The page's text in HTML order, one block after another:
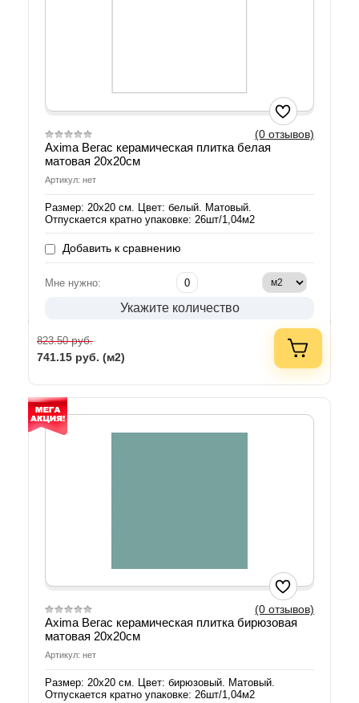
(0 отзывов)
Axima Вегас керамическая плитка белая
матовая 20х20см
Артикул: нет
Размер: 20х20 см. Цвет: белый. Матовый.
Отпускается кратно упаковке: 26шт/1,04м2
Добавить к сравнению
Мне нужно:
Укажите количество
823.50руб.
741.15 руб. (м2)
(0 отзывов)
Axima Вегас керамическая плитка бирюзовая
матовая 20х20см
Артикул: нет
Размер: 20х20 см. Цвет: бирюзовый. Матовый.
Отпускается кратно упаковке: 26шт/1,04м2